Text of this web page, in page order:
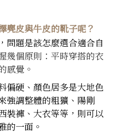
麂皮與牛皮的靴子呢？
問題是該怎麼選合適合自
幾個原則：平時穿搭的衣
感覺。
偏硬、顏色居多是大地色
強調整體的粗獷、陽剛
裝褲、大衣等等，則可以
的一面。